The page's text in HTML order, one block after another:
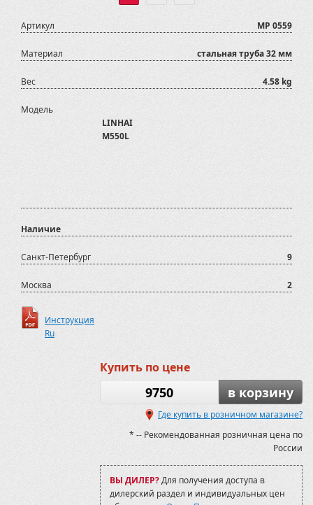
Артикул MP 0559
Материал стальная труба 32 мм
Вес 4.58 kg
Модель
LINHAI
M550L
Наличие
Санкт-Петербург 9
Москва 2
Инструкция
Ru
Купить по цене
9750 в корзину
Где купить в розничном магазине?
* -- Рекомендованная розничная цена по
России
ВЫ ДИЛЕР?Для получения доступа в
дилерский раздел и индивидуальных цен